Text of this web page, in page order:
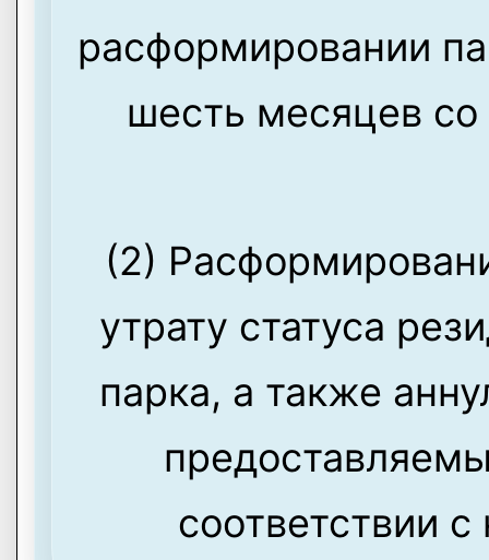
расформировании
шесть месяцев со
(2)
утрату статуса
парка, а также
соответствии